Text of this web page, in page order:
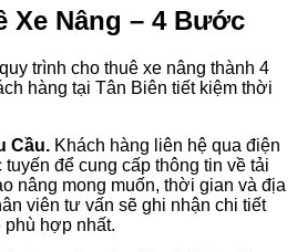
Xe Nâng – 4 Bước
trình cho thuê xe nâng thành 4
hàng tại Tân Biên tiết kiệm thời
Cầu. Khách hàng liên hệ qua điện
để cung cấp thông tin về tải
nâng mong muốn, thời gian và địa
viên tư vấn sẽ ghi nhận chi tiết
hợp nhất.